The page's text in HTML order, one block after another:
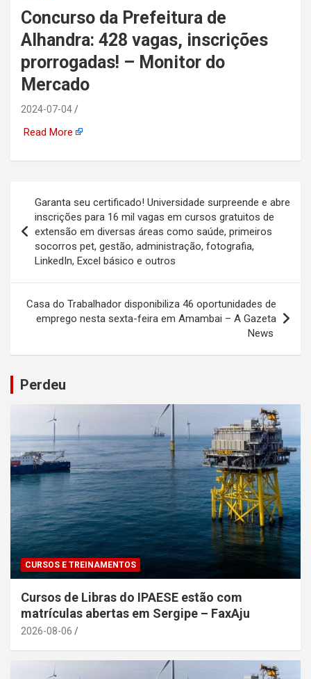
automotiva, mineração,
indústria naval, etc
Concurso da Prefeitura de
Alhandra: 428 vagas, inscrições
prorrogadas! – Monitor do
Mercado
2024-07-04
Read More
Post
Garanta seu certificado! Universidade surpreende e abre
inscrições para 16 mil vagas em cursos gratuitos de
extensão em diversas áreas como saúde, primeiros
socorros pet, gestão, administração, fotografia,
LinkedIn, Excel básico e outros
Casa do Trabalhador disponibiliza 46 oportunidades de
emprego nesta sexta-feira em Amambai – A Gazeta
News
Perdeu
CURSOS E TREINAMENTOS
Cursos de Libras do IPAESE estão com
matrículas abertas em Sergipe – FaxAju
2026-08-06